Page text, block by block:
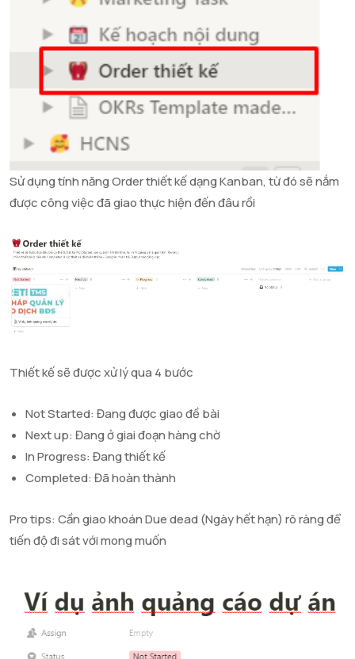
Sử dụng tính năng Order thiết kế dạng Kanban, từ đó sẽ nắm
được công việc đã giao thực hiện đến đâu rồi
Thiết kế sẽ được xử lý qua 4 bước
Not Started: Đang được giao đề bài
Next up: Đang ở giai đoạn hàng chờ
In Progress: Đang thiết kế
Completed: Đã hoàn thành
Pro tips: Cần giao khoán Due dead (Ngày hết hạn) rõ ràng để
tiến độ đi sát với mong muốn